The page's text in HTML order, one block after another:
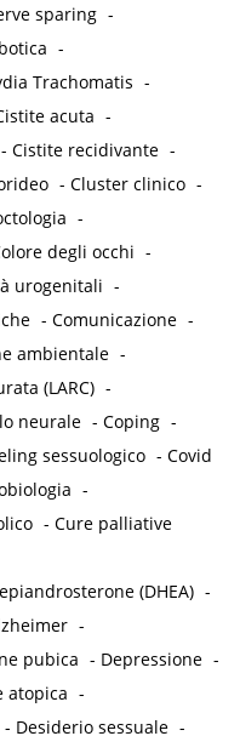
sparing -
-
Trachomatis -
acuta -
-Cistite recidivante -
-Cluster clinico -
-
degli occhi -
urogenitali -
-Comunicazione -
ambientale -
(LARC) -
neurale -Coping -
sessuologico -Covid
-
-Cure palliative
(DHEA) -
-
pubica - Depressione -
atopica -
- Desiderio sessuale -